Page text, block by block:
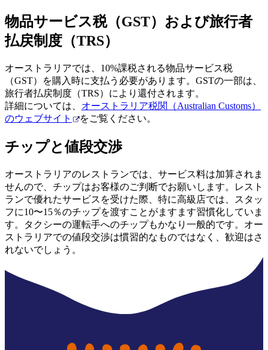
物品サービス税（GST）および旅行者
払戻制度（TRS）
オーストラリアでは、10%課税される物品サービス税
（GST）を購入時に支払う必要があります。GSTの一部は、
旅行者払戻制度（TRS）により還付されます。
詳細については、 オーストラリア税関（Australian Customs）
のウェブサイト
をご覧ください。
チップと値段交渉
オーストラリアのレストランでは、サービス料は加算されま
せんので、チップはお客様のご判断でお願いします。レスト
ランで優れたサービスを受けた際、特に高級店では、スタッ
フに10〜15％のチップを渡すことがますます習慣化していま
す。タクシーの運転手へのチップもかなり一般的です。オー
ストラリアでの値段交渉は慣習的なものではなく、歓迎はさ
れないでしょう。